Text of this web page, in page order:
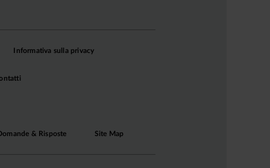
Informativa sulla privacy
& Risposte Site Map